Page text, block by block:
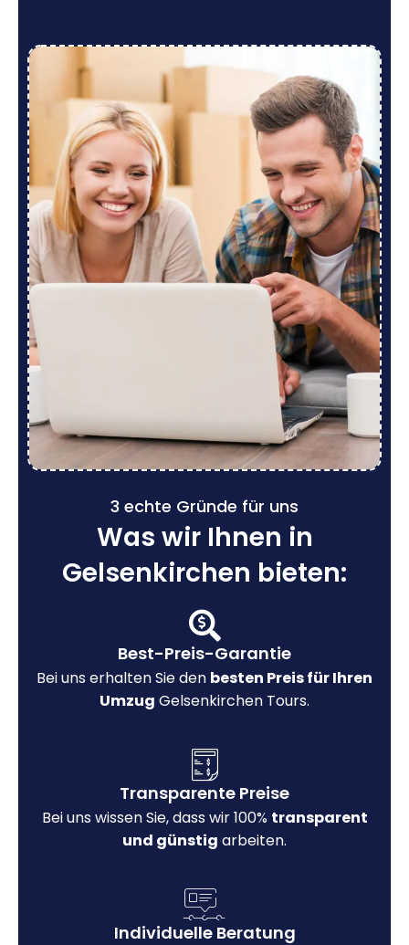
3 echte Gründe für uns
Was wir Ihnen in
Gelsenkirchen bieten:
Best-Preis-Garantie
Bei uns erhalten Sie den besten Preis für Ihren
Umzug Gelsenkirchen Tours.
Transparente Preise
Bei uns wissen Sie, dass wir 100% transparent
und günstig arbeiten.
Individuelle Beratung